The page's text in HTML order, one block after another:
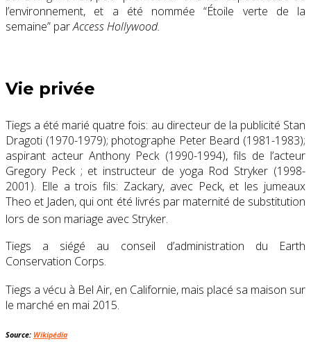
l’environnement, et a été nommée “Étoile verte de la
semaine” parAccess Hollywood.
Vie privée
Tiegs a été marié quatre fois: au directeur de la publicité Stan
Dragoti (1970-1979); photographe Peter Beard (1981-1983);
aspirant acteur Anthony Peck (1990-1994), fils de l’acteur
Gregory Peck; et instructeur de yoga Rod Stryker (1998-
2001). Elle a trois fils: Zackary, avec Peck, et les jumeaux
Theo et Jaden, qui ont été livrés par maternité de substitution
lors de son mariage avec Stryker.
Tiegs a siégé au conseil d’administration du Earth
Conservation Corps.
Tiegs a vécu à Bel Air, en Californie, mais placé sa maison sur
le marché en mai 2015.
Source: Wikipédia